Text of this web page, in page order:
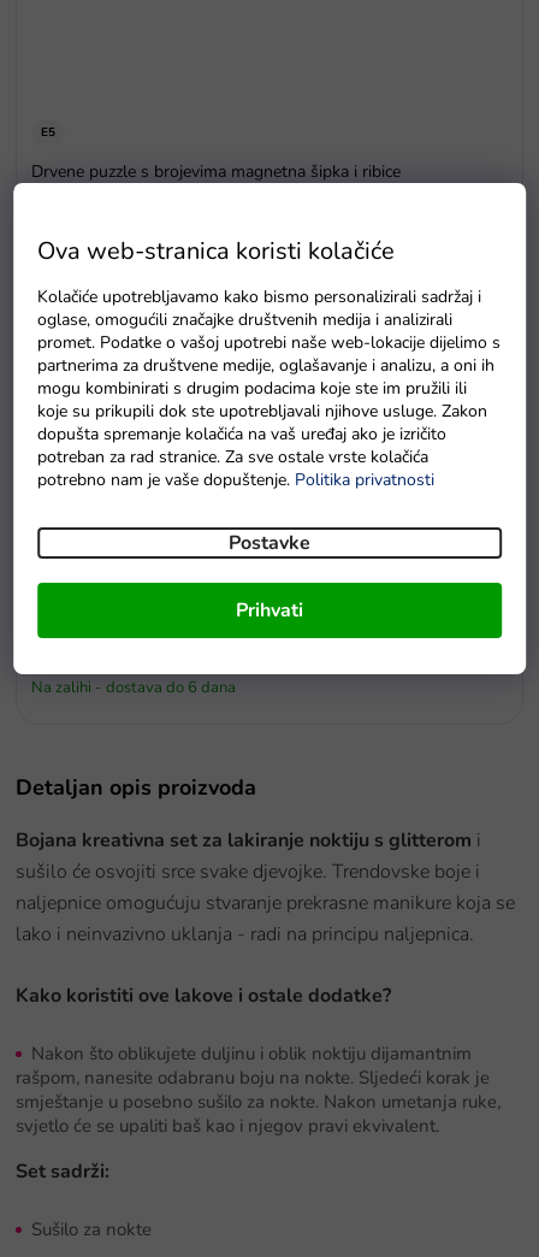
Ova web-stranica koristi kolačiće
Kolačiće upotrebljavamo kako bismo personalizirali sadržaj i
oglase, omogućili značajke društvenih medija i analizirali
promet. Podatke o vašoj upotrebi naše web-lokacije dijelimo s
partnerima za društvene medije, oglašavanje i analizu, a oni ih
mogu kombinirati s drugim podacima koje ste im pružili ili
koje su prikupili dok ste upotrebljavali njihove usluge. Zakon
dopušta spremanje kolačića na vaš uređaj ako je izričito
potreban za rad stranice. Za sve ostale vrste kolačića
potrebno nam je vaše dopuštenje. Politika privatnosti
Postavke
Prihvati
E5
Drvene puzzle s brojevima magnetna šipka i ribice
Na zalihi - dostava do 6 dana
Detaljan opis proizvoda
Bojana kreativna set za lakiranje noktiju s glitterom i
sušilo će osvojiti srce svake djevojke. Trendovske boje i
naljepnice omogućuju stvaranje prekrasne manikure koja se
lako i neinvazivno uklanja - radi na principu naljepnica.
Kako koristiti ove lakove i ostale dodatke?
Nakon što oblikujete duljinu i oblik noktiju dijamantnim
rašpom, nanesite odabranu boju na nokte. Sljedeći korak je
smještanje u posebno sušilo za nokte. Nakon umetanja ruke,
svjetlo će se upaliti baš kao i njegov pravi ekvivalent.
Set sadrži:
Sušilo za nokte